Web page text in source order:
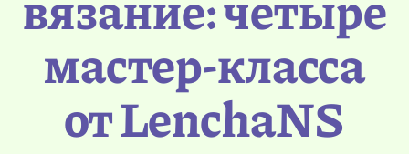
мастер-класса
от LenchaNS